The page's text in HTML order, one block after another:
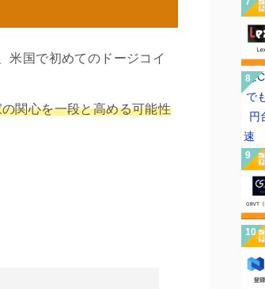
米国で初めてのドージコイ
関心を一段と高める可能性